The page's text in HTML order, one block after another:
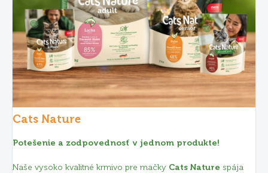
Cats Nature
Potešenie a zodpovednosť v jednom produkte!
Naše vysoko kvalitné krmivo pre mačky Cats Nature spája